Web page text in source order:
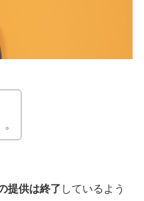
提供は終了 しているよう